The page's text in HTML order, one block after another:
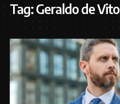
Tag:Geraldo de Vito